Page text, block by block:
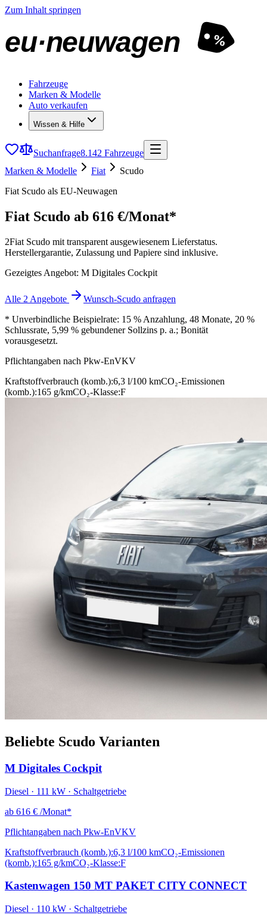
Zum Inhalt springen
eu·neuwagen %
Fahrzeuge
Marken & Modelle
Auto verkaufen
Wissen & Hilfe
Suchanfrage8.142 Fahrzeuge
Marken & Modelle
Fiat
Scudo
Fiat Scudo als EU-Neuwagen
Fiat Scudo ab 616 €/Monat*
2Fiat Scudo mit transparent ausgewiesenem Lieferstatus.
Herstellergarantie, Zulassung und Papiere sind inklusive.
Gezeigtes Angebot: M Digitales Cockpit
Alle 2 Angebote
Wunsch-Scudo anfragen
* Unverbindliche Beispielrate: 15 % Anzahlung, 48 Monate, 20 %
Schlussrate, 5,99 % gebundener Sollzins p. a.; Bonität
vorausgesetzt.
Pflichtangaben nach Pkw-EnVKV
Kraftstoffverbrauch (komb.):6,3 l/100 kmCO₂-Emissionen
(komb.):165 g/kmCO₂-Klasse:F
Beliebte Scudo Varianten
M Digitales Cockpit
Diesel · 111 kW · Schaltgetriebe
ab 616 € /Monat*
Pflichtangaben nach Pkw-EnVKV
Kraftstoffverbrauch (komb.):6,3 l/100 kmCO₂-Emissionen
(komb.):165 g/kmCO₂-Klasse:F
Kastenwagen 150 MT PAKET CITY CONNECT
Diesel · 110 kW · Schaltgetriebe